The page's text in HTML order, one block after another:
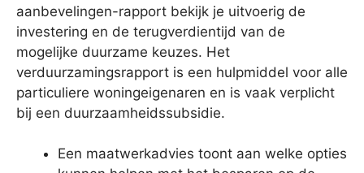
aanbevelingen-rapport bekijk je uitvoerig de
investering en de terugverdientijd van de
mogelijke duurzame keuzes. Het
verduurzamingsrapport is een hulpmiddel voor alle
particuliere woningeigenaren en is vaak verplicht
bij een duurzaamheidssubsidie.
Een maatwerkadvies toont aan welke opties